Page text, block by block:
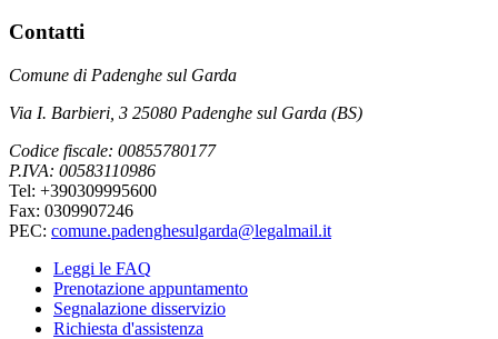
Contatti
Comune di Padenghe sul Garda
Via I. Barbieri, 3 25080 Padenghe sul Garda (BS)
Codice fiscale: 00855780177
P.IVA: 00583110986
Tel: +390309995600
Fax: 0309907246
PEC: comune.padenghesulgarda@legalmail.it
Leggi le FAQ
Prenotazione appuntamento
Segnalazione disservizio
Richiesta d'assistenza